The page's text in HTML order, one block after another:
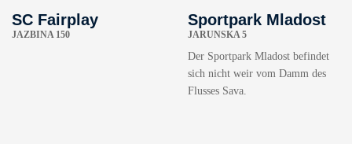
SC Fairplay
JAZBINA 150
Sportpark Mladost
JARUNSKA 5
Der Sportpark Mladost befindet
sich nicht weir vom Damm des
Flusses Sava.